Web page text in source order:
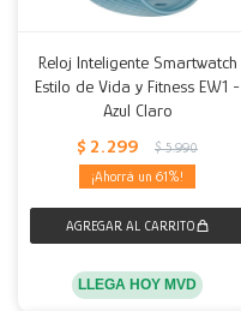
Reloj Inteligente Smartwatch
Estilo de Vida y Fitness EW1 -
Azul Claro
$ 2.299 $ 5.990
61
LLEGA HOY MVD